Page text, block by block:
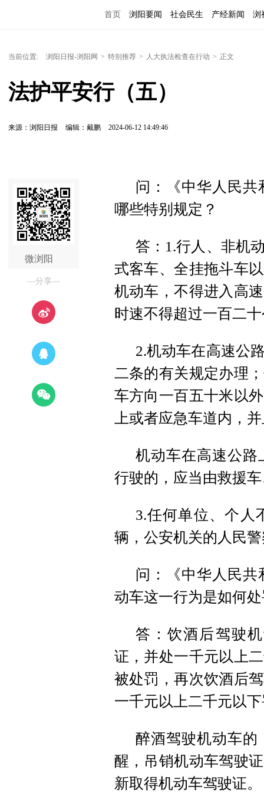
首页 浏阳要闻 社会民生 产经新闻 浏
当前位置: 浏阳日报-浏阳网 > 特别推荐 > 人大执法检查在行动 > 正文
法护平安行（五）
来源：浏阳日报 编辑：戴鹏 2024-06-12 14:49:46
微浏阳
—分享—
问：《中华人民
哪些特别规定？
答：1.行人、非机
式客车、全挂拖斗车
机动车，不得进入高
时速不得超过一百二
2.机动车在高速公
二条的有关规定办理
车方向一百五十米以
上或者应急车道内，
机动车在高速公路
行驶的，应当由救援
3.任何单位、个人
辆，公安机关的人民
问：《中华人民
动车这一行为是如何
答：饮酒后驾驶
证，并处一千元以上
被处罚，再次饮酒后
一千元以上二千元以
醉酒驾驶机动车的
醒，吊销机动车驾驶
新取得机动车驾驶证。